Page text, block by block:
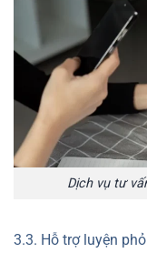
Dịch vụ tư
3.3. Hỗ trợ luyện